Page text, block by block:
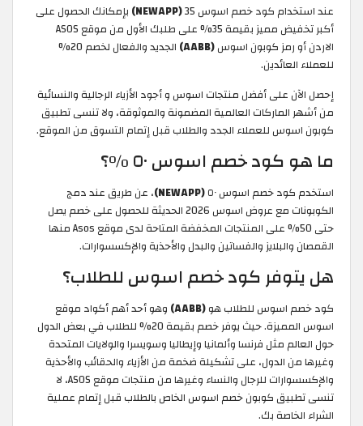
عند استخدام كود خصم اسوس 35 (NEWAPP)
بإمكانك الحصول على
أكبر تخفيض مميز بقيمة 35% على طلبك الأول من موقع ASOS
الاردن أو رمز كوبون اسوس(AABB)
الجديد والفعال لخصم 20%
للعملاء العائدين.
إحصل الآن على أفضل منتجات اسوس و أجود الأزياء الرجالية والنسائية
من أشهر الماركات العالمية المضمونة والموثوقة، ولا تنسى تطبيق
كوبون اسوس للعملاء الجدد والطلاب قبل إتمام التسوق من الموقع.
ما هو كود خصم اسوس ٥٠ %؟
استخدم كود خصم اسوس ٥٠ (NEWAPP)
، عن طريق عند دمج
الكوبونات مع عروض اسوس 2026 الحديثة للحصول على خصم يصل
حتى 50% على المنتجات المخفضة المتاحة لدى موقع Asos منها
القمصان والبلايز والفساتين والبدل والأحذية والإكسسوارات.
هل يتوفر كود خصم اسوس للطلاب؟
كود خصم اسوس للطلاب هو(AABB)
وهو أحد أهم أكواد موقع
اسوس المميزة. حيث يوفر خصم بقيمة 20% للطلاب في بعض الدول
حول العالم مثل فرنسا وألمانيا وإيطاليا وسويسرا والولايات المتحدة
وغيرها من الدول، على تشكيلة ضخمة من الأزياء والحقائب والأحذية
والإكسسوارات للرجال والنساء وغيرها من منتجات موقع ASOS، لا
تنسى تطبيق كوبون خصم اسوس الخاص بالطلاب قبل إتمام عملية
الشراء الخاصة بك.